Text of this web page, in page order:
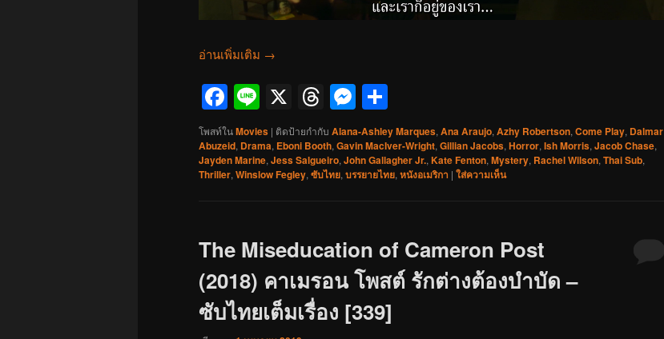
อ่านเพิ่มเติม →
Facebook
Line
X Threads
Messenger
โพสท์ในMovies | ติดป้ายกำกับ Alana-Ashley Marques, Ana Araujo, Azhy Robertson, Come Play, Dalmar
Abuzeid, Drama, Eboni Booth, Gavin MacIver-Wright, Gillian Jacobs, Horror, Ish Morris, Jacob Chase,
Jayden Marine, Jess Salgueiro, John Gallagher Jr., Kate Fenton, Mystery, Rachel Wilson, Thai Sub,
Thriller, Winslow Fegley, ซับไทย, บรรยายไทย, หนังอเมริกา | ใส่ความเห็น
The Miseducation of Cameron Post
(2018) คาเมรอน โพสต์ รักต่างต้องบำบัด –
ซับไทยเต็มเรื่อง [339]